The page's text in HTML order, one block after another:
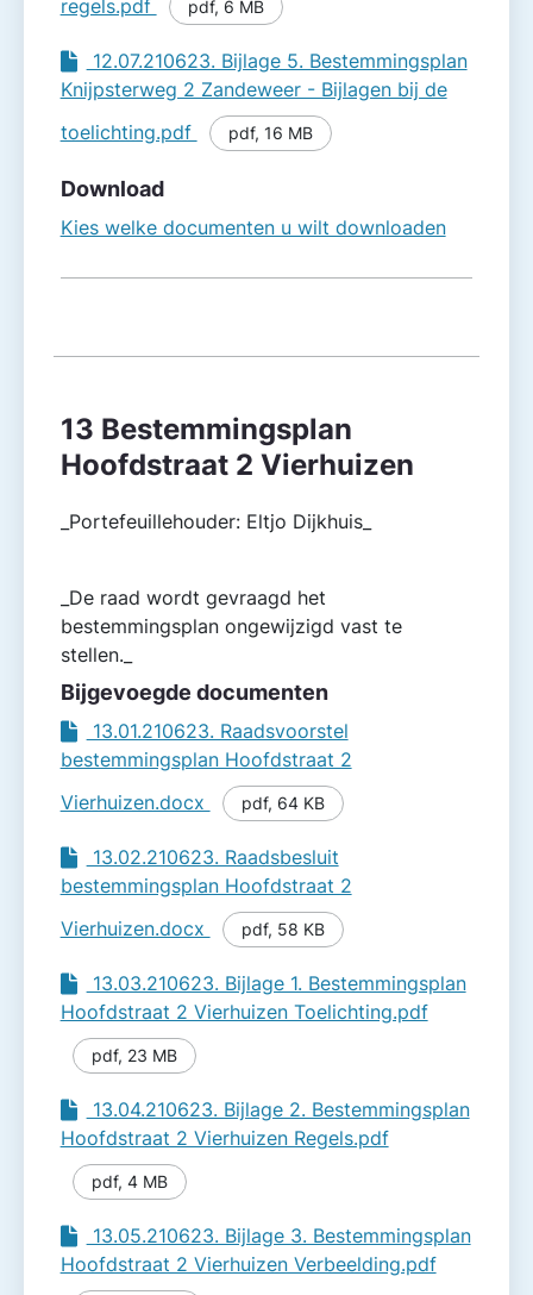
regels.pdf pdf, 6 MB
12.07.210623. Bijlage 5. Bestemmingsplan
Knijpsterweg 2 Zandeweer - Bijlagen bij de
toelichting.pdf
pdf, 16 MB
Download
Kies welke documenten u wilt downloaden
13 Bestemmingsplan
Hoofdstraat 2 Vierhuizen
_Portefeuillehouder: Eltjo Dijkhuis_
_De raad wordt gevraagd het
bestemmingsplan ongewijzigd vast te
stellen._
Bijgevoegde documenten
13.01.210623. Raadsvoorstel
bestemmingsplan Hoofdstraat 2
Vierhuizen.docx
pdf, 64 KB
13.02.210623. Raadsbesluit
bestemmingsplan Hoofdstraat 2
Vierhuizen.docx
pdf, 58 KB
13.03.210623. Bijlage 1. Bestemmingsplan
Hoofdstraat 2 Vierhuizen Toelichting.pdf
pdf, 23 MB
13.04.210623. Bijlage 2. Bestemmingsplan
Hoofdstraat 2 Vierhuizen Regels.pdf
pdf, 4 MB
13.05.210623. Bijlage 3. Bestemmingsplan
Hoofdstraat 2 Vierhuizen Verbeelding.pdf